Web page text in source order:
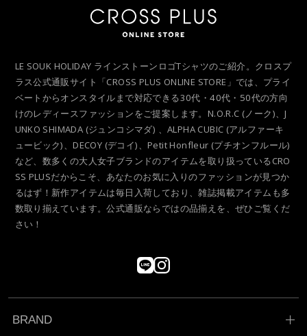
LE SOUK HOLIDAY ラインストーンロゴTシャツのご紹介。クロスプ
ラス公式通販サイト「CROSS PLUS ONLINE STORE」では、プライ
ベートからオンスタイルまで対応できる30代・40代・50代の方向
けのレディースファッションをご提案します。N.O.R.C (ノーク)、J
UNKO SHIMADA (ジュンコシマダ) 、ALPHA CUBIC (アルファーキ
ュービック)、DECOY (デコイ)、Petit Honfleur (プチオンフルール)
など、数多くの大人女子ブランドのアイテムを取り扱っているCRO
SS PLUSだからこそ、あなたのお気に入りのファッションが見つか
るはず！新作アイテムは毎日入荷しており、雑誌掲載アイテムも多
数取り揃えています。公式通販ならではの品揃えを、ぜひご覧くだ
さい！
BRAND